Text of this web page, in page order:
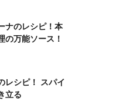
ナのレシピ！本
の万能ソース！
レシピ！ スパイ
立る